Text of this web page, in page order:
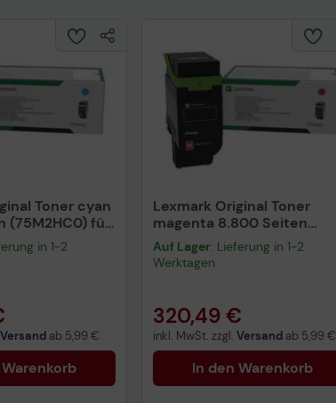
Toner cyan
(75M2HC0) für
in 1-2
Versand ab 5,99 €
Lexmark Original Toner
magenta 8.800 Seiten
(75M2HM0) für CX532adwe
Auf Lager: Lieferung in 1-2
Werktagen
320,49 €
inkl. MwSt. zzgl. Versand ab 5,99 €
In den Warenkorb